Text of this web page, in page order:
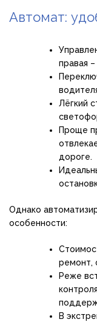
Автомат:
правая
Лёгкий
Проще
дороге.
Однако
особенности:
ремонт,
Реже
В